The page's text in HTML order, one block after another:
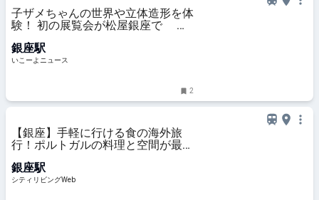
子ザメちゃんの世界や立体造形を体
験！ 初の展覧会が松屋銀座で 描
銀座駅
いこーよニュース
2
【銀座】手軽に行ける食の海外旅
行！ポルトガルの料理と空間が最
銀座駅
シティリビングWeb